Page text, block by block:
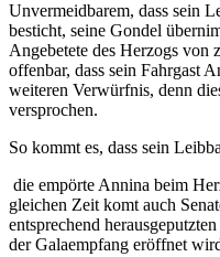
Unvermeidbarem, dass sein
besticht, seine Gondel
Angebetete des Herzogs
offenbar, dass sein Fahrgast
weiteren Verwürfnis, denn
versprochen.
So kommt es, dass sein
die empörte Annina beim
gleichen Zeit komt auch
entsprechend
der Galaempfang eröffnet